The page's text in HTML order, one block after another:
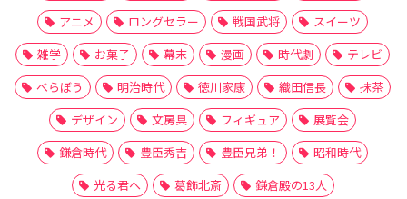
アニメ
ロングセラー 戦国武将
スイーツ
雑学
お菓子 幕末 漫画 時代劇
テレビ
べらぼう
明治時代 徳川家康 織田信長
抹茶
デザイン
文房具 フィギュア
展覧会
鎌倉時代
豊臣秀吉 豊臣兄弟！
昭和時代
光る君へ
葛飾北斎 鎌倉殿の13人